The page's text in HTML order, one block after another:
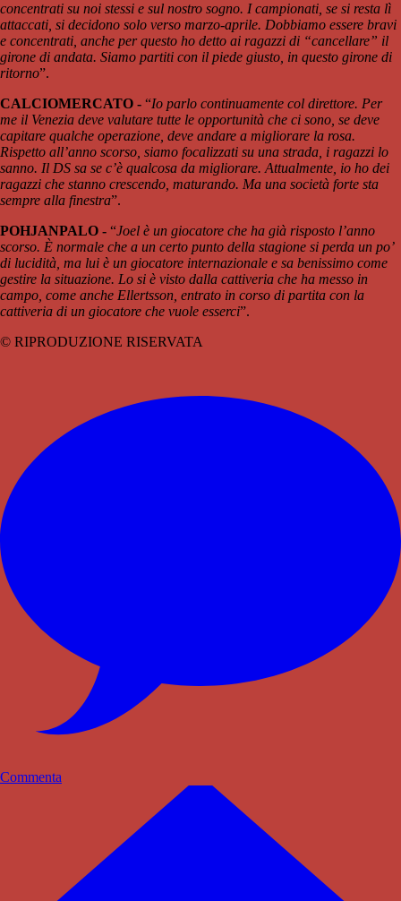
concentrati su noi stessi e sul nostro sogno. I campionati, se si resta lì
attaccati, si decidono solo verso marzo-aprile. Dobbiamo essere bravi
e concentrati, anche per questo ho detto ai ragazzi di “cancellare” il
girone di andata. Siamo partiti con il piede giusto, in questo girone di
ritorno”.
CALCIOMERCATO - “Io parlo continuamente col direttore. Per
me il Venezia deve valutare tutte le opportunità che ci sono, se deve
capitare qualche operazione, deve andare a migliorare la rosa.
Rispetto all’anno scorso, siamo focalizzati su una strada, i ragazzi lo
sanno. Il DS sa se c’è qualcosa da migliorare. Attualmente, io ho dei
ragazzi che stanno crescendo, maturando. Ma una società forte sta
sempre alla finestra”.
POHJANPALO - “Joel è un giocatore che ha già risposto l’anno
scorso. È normale che a un certo punto della stagione si perda un po’
di lucidità, ma lui è un giocatore internazionale e sa benissimo come
gestire la situazione. Lo si è visto dalla cattiveria che ha messo in
campo, come anche Ellertsson, entrato in corso di partita con la
cattiveria di un giocatore che vuole esserci”.
© RIPRODUZIONE RISERVATA
Commenta